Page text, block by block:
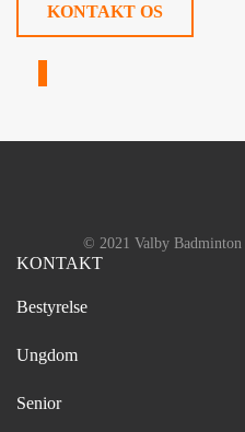
KONTAKT OS
© 2021 Valby
KONTAKT
Bestyrelse
Ungdom
Senior